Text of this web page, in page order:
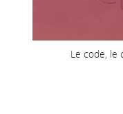
Le code, le